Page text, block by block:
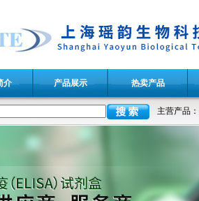
介 产品展示 热卖产品
主营产品：